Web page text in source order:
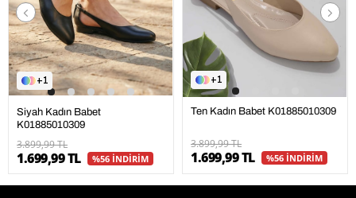
1
Siyah Kadın Babet
K01885010309
3.899,99 TL
1.699,99 TL %56 İNDİRİM
1
Ten Kadın Babet K01885010309
3.899,99 TL
1.699,99 TL %56 İNDİRİM